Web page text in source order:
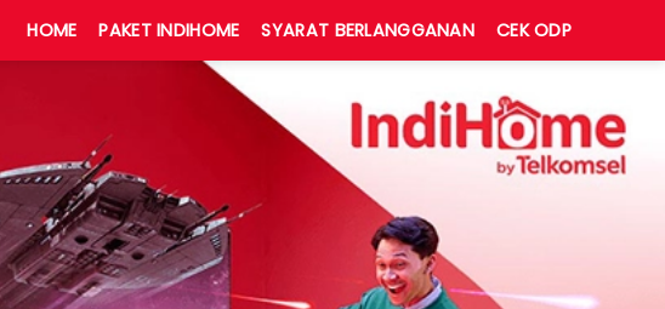
HOME PAKET INDIHOME SYARAT BERLANGGANAN CEK ODP